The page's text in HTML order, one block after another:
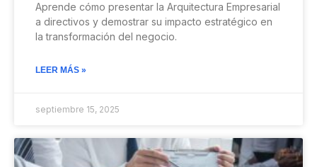
Aprende cómo presentar la Arquitectura Empresarial
a directivos y demostrar su impacto estratégico en
la transformación del negocio.
LEER MÁS »
septiembre 15, 2025